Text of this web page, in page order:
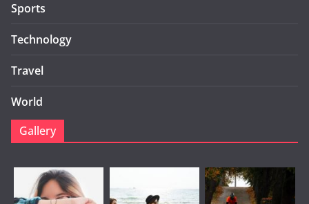
Sports
Technology
Travel
World
Gallery